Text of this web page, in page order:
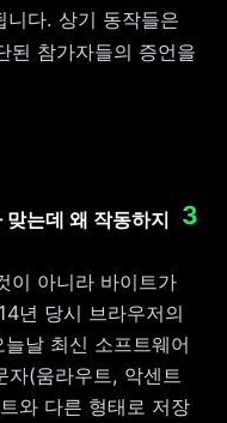
니다. 상기 동작들은
된 참가자들의 증언을
는데 왜 작동하지
이 아니라 바이트가
년 당시 브라우저의
날 최신 소프트웨어
자(움라우트, 악센트
와 다른 형태로 저장